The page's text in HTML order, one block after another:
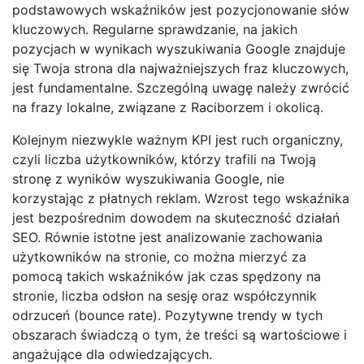
podstawowych wskaźników jest pozycjonowanie słów
kluczowych. Regularne sprawdzanie, na jakich
pozycjach w wynikach wyszukiwania Google znajduje
się Twoja strona dla najważniejszych fraz kluczowych,
jest fundamentalne. Szczególną uwagę należy zwrócić
na frazy lokalne, związane z Raciborzem i okolicą.
Kolejnym niezwykle ważnym KPI jest ruch organiczny,
czyli liczba użytkowników, którzy trafili na Twoją
stronę z wyników wyszukiwania Google, nie
korzystając z płatnych reklam. Wzrost tego wskaźnika
jest bezpośrednim dowodem na skuteczność działań
SEO. Równie istotne jest analizowanie zachowania
użytkowników na stronie, co można mierzyć za
pomocą takich wskaźników jak czas spędzony na
stronie, liczba odsłon na sesję oraz współczynnik
odrzuceń (bounce rate). Pozytywne trendy w tych
obszarach świadczą o tym, że treści są wartościowe i
angażujące dla odwiedzających.